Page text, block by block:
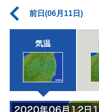
前日(06月11日)
気温